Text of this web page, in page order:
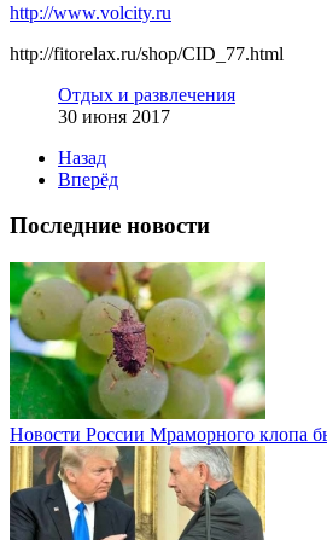
http://www.volcity.ru
http://fitorelax.ru/shop/CID_77.html
Отдых и развлечения
30 июня 2017
Назад
Вперёд
Последние новости
Новости России Мраморного клопа